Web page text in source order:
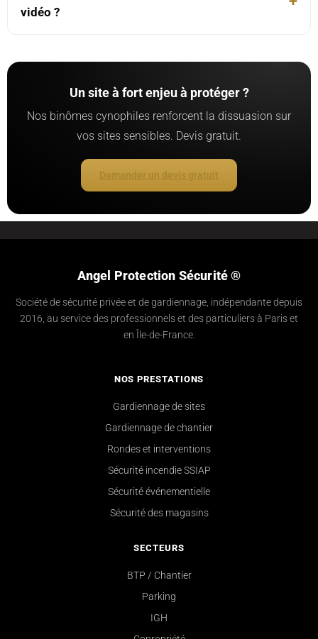
vidéo ?
Un site à fort enjeu à protéger ?
Nos binômes cynophiles renforcent la dissuasion sur
vos sites sensibles. Devis gratuit.
Demander un devis gratuit
Angel Protection Sécurité ®
Société de sécurité privée et de gardiennage, indépendante depuis
2016, au service des professionnels et des particuliers à Paris et
en Île-de-France.
NOS PRESTATIONS
Gardiennage de sites
Gardiennage de chantier
Rondes et interventions
Sécurité incendie SSIAP
Sécurité événementielle
Sécurité des magasins
SECTEURS
BTP / Chantier
Parking
IGH